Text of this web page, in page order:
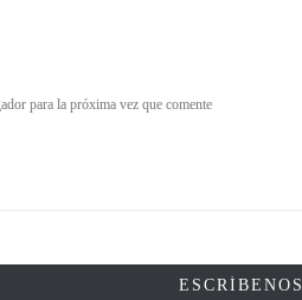
para la próxima vez que comente
ESCRÍBENOS